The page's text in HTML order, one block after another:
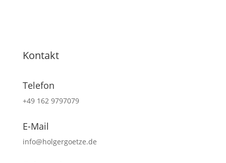
Kontakt
Telefon
+49 162 9797079
E-Mail
info@holgergoetze.de